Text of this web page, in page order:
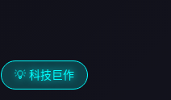
💡 科技巨作